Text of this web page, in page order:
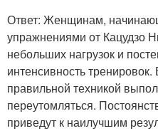
Ответ: Женщинам,
упражнениями от Кацудзо
небольших нагрузок и
интенсивность
правильной техникой
переутомляться.
приведут к наилучшим